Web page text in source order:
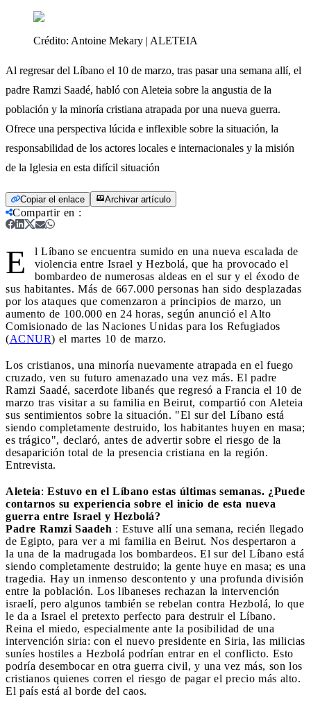
Crédito: Antoine Mekary | ALETEIA
Al regresar del Líbano el 10 de marzo, tras pasar una semana allí, el
padre Ramzi Saadé, habló con Aleteia sobre la angustia de la
población y la minoría cristiana atrapada por una nueva guerra.
Ofrece una perspectiva lúcida e inflexible sobre la situación, la
responsabilidad de los actores locales e internacionales y la misión
de la Iglesia en esta difícil situación
Copiar el enlace Archivar artículo
Compartir en :
E
l Líbano se encuentra sumido en una nueva escalada de
violencia entre Israel y Hezbolá, que ha provocado el
bombardeo de numerosas aldeas en el sur y el éxodo de
sus habitantes. Más de 667.000 personas han sido desplazadas
por los ataques que comenzaron a principios de marzo, un
aumento de 100.000 en 24 horas, según anunció el Alto
Comisionado de las Naciones Unidas para los Refugiados
(ACNUR) el martes 10 de marzo.
Los cristianos, una minoría nuevamente atrapada en el fuego
cruzado, ven su futuro amenazado una vez más. El padre
Ramzi Saadé, sacerdote libanés que regresó a Francia el 10 de
marzo tras visitar a su familia en Beirut, compartió con Aleteia
sus sentimientos sobre la situación. "El sur del Líbano está
siendo completamente destruido, los habitantes huyen en masa;
es trágico", declaró, antes de advertir sobre el riesgo de la
desaparición total de la presencia cristiana en la región.
Entrevista.
Aleteia: Estuvo en el Líbano estas últimas semanas. ¿Puede
contarnos su experiencia sobre el inicio de esta nueva
guerra entre Israel y Hezbolá?
Padre Ramzi Saadeh : Estuve allí una semana, recién llegado
de Egipto, para ver a mi familia en Beirut. Nos despertaron a
la una de la madrugada los bombardeos. El sur del Líbano está
siendo completamente destruido; la gente huye en masa; es una
tragedia. Hay un inmenso descontento y una profunda división
entre la población. Los libaneses rechazan la intervención
israelí, pero algunos también se rebelan contra Hezbolá, lo que
le da a Israel el pretexto perfecto para destruir el Líbano.
Reina el miedo, especialmente ante la posibilidad de una
intervención siria: con el nuevo presidente en Siria, las milicias
suníes hostiles a Hezbolá podrían entrar en el conflicto. Esto
podría desembocar en otra guerra civil, y una vez más, son los
cristianos quienes corren el riesgo de pagar el precio más alto.
El país está al borde del caos.